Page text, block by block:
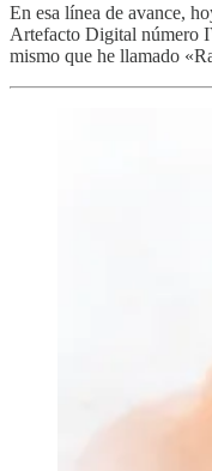
En esa línea de avance,
Artefacto Digital número
mismo que he llamado